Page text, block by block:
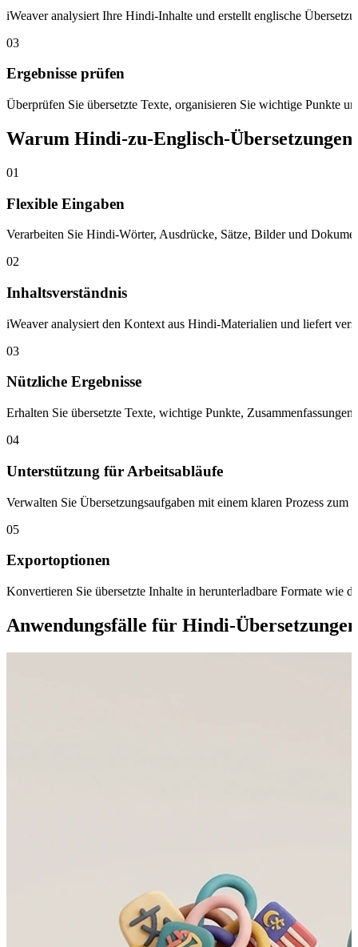
iWeaver analysiert Ihre Hindi-Inhalte und erstellt englische
03
Ergebnisse prüfen
Überprüfen Sie übersetzte Texte, organisieren Sie wichtige Punkte
Warum Hindi-zu-Englisch-Übersetzungen
01
Flexible Eingaben
Verarbeiten Sie Hindi-Wörter, Ausdrücke, Sätze, Bilder und
02
Inhaltsverständnis
iWeaver analysiert den Kontext aus Hindi-Materialien und liefert
03
Nützliche Ergebnisse
Erhalten Sie übersetzte Texte, wichtige Punkte,
04
Unterstützung für Arbeitsabläufe
Verwalten Sie Übersetzungsaufgaben mit einem klaren Prozess
05
Exportoptionen
Konvertieren Sie übersetzte Inhalte in herunterladbare Formate wie
Anwendungsfälle für Hindi-Übersetzungen